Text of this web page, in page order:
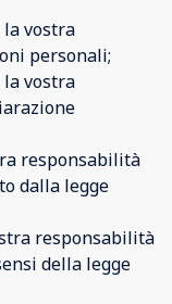
vostra
personali;
vostra
responsabilità
dalla legge
responsabilità
della legge